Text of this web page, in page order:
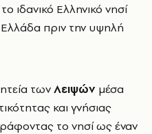
ιδανικό Ελληνικό νησί
Ελλάδα πριν την υψηλή
τωνΛειψών μέσα
και γνήσιας
το νησί ως έναν